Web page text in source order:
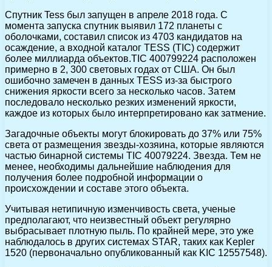
Спутник Tess был запущен в апреле 2018 года. С
момента запуска спутник выявил 172 планеты с
оболочками, составил список из 4703 кандидатов на
осаждение, а входной каталог TESS (TIC) содержит
более миллиарда объектов.TIC 400799224 расположен
примерно в 2, 300 световых годах от США. Он был
ошибочно замечен в данных TESS из-за быстрого
снижения яркости всего за несколько часов. Затем
последовало несколько резких изменений яркости,
каждое из которых было интерпретировано как затмение.
Загадочные объекты могут блокировать до 37% или 75%
света от размещения звезды-хозяина, которые являются
частью бинарной системы TIC 40079224. Звезда. Тем не
менее, необходимы дальнейшие наблюдения для
получения более подробной информации о
происхождении и составе этого объекта.
Учитывая нетипичную изменчивость света, ученые
предполагают, что неизвестный объект регулярно
выбрасывает плотную пыль. По крайней мере, это уже
наблюдалось в других системах STAR, таких как Kepler
1520 (первоначально опубликованный как KIC 12557548).